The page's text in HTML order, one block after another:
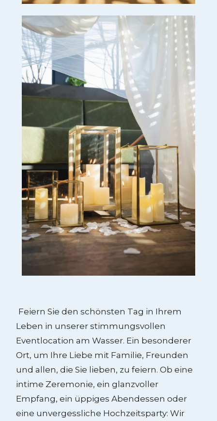
Feiern Sie den schönsten Tag in Ihrem
Leben in unserer stimmungsvollen
Eventlocation am Wasser. Ein besonderer
Ort, um Ihre Liebe mit Familie, Freunden
und allen, die Sie lieben, zu feiern. Ob eine
intime Zeremonie, ein glanzvoller
Empfang, ein üppiges Abendessen oder
eine unvergessliche Hochzeitsparty: Wir